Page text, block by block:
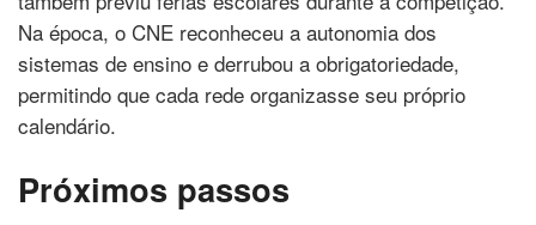
Na época, o CNE reconheceu a autonomia dos
sistemas de ensino e derrubou a obrigatoriedade,
permitindo que cada rede organizasse seu próprio
calendário.
Próximos passos